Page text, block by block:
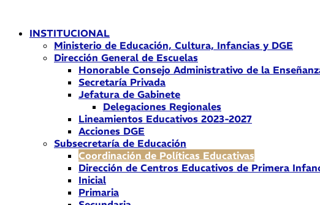
contenidoINSTITUCIONAL
Ministerio de Educación, Cultura, Infancias y DGE
Dirección General de Escuelas
Honorable Consejo Administrativo de la
Secretaría Privada
Jefatura de Gabinete
Delegaciones Regionales
Lineamientos Educativos 2023-2027
Acciones DGE
Subsecretaría de Educación
Coordinación de Políticas Educativas
Dirección de Centros Educativos de Primera
Inicial
Primaria